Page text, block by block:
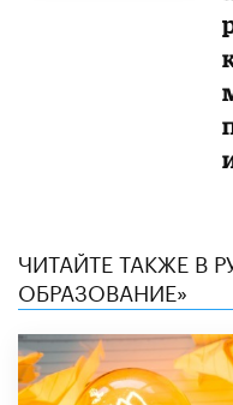
ЧИТАЙТЕ ТАКЖЕ В
ОБРАЗОВАНИЕ»